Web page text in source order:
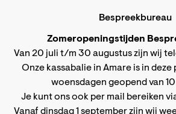
Bespreekbureau
Zomeropeningstijden
Van 20 juli t/m 30 augustus zijn wij
Onze kassabalie in Amare is in
woensdagen geopend van
Je kunt ons ook per mail bereiken
Vanaf dinsdag 1 september zijn wij